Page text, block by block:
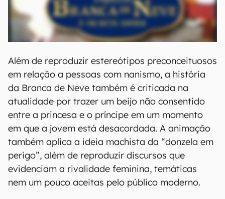
Além de reproduzir estereótipos preconceituosos
em relação a pessoas com nanismo, a história
da Branca de Neve também é criticada na
atualidade por trazer um beijo não consentido
entre a princesa e o príncipe em um momento
em que a jovem está desacordada. A animação
também aplica a ideia machista da “donzela em
perigo”, além de reproduzir discursos que
evidenciam a rivalidade feminina, temáticas
nem um pouco aceitas pelo público moderno.